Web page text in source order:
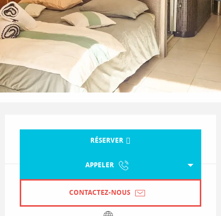
RÉSERVER
APPELER
CONTACTEZ-NOUS